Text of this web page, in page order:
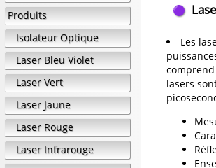
Produits
Isolateur Optique
Laser Bleu Violet
Laser Vert
Laser Jaune
Laser Rouge
Laser Infrarouge
Les
lasers